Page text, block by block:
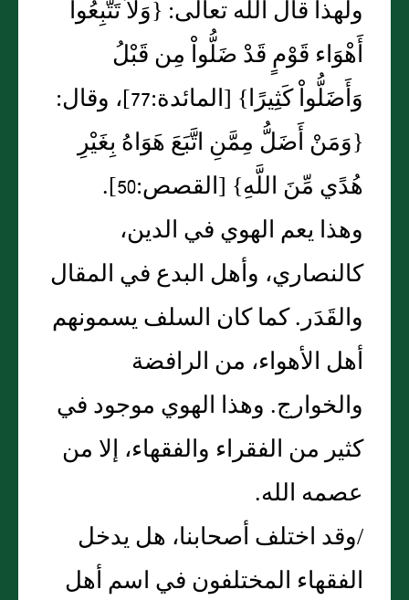
ولهذا قال الله تعالى‏:‏ ‏{‏وَلاَ تَتَّبِعُواْ
أَهْوَاء قَوْمٍ قَدْ ضَلُّواْ مِن قَبْلُ
وَأَضَلُّواْ كَثِيرًا‏}‏ ‏[‏المائدة‏:‏77‏]‏، وقال‏:‏
‏{‏وَمَنْ أَضَلُّ مِمَّنِ اتَّبَعَ هَوَاهُ بِغَيْرِ
هُدًي مِّنَ اللَّهِ‏}‏ ‏[‏القصص‏:‏50‏]‏‏.‏
وهذا يعم الهوي في الدين،
كالنصاري، وأهل البدع في المقال
والقَدَر‏.‏ كما كان السلف يسمونهم
أهل الأهواء، من الرافضة
والخوارج‏.‏ وهذا الهوي موجود في
كثير من الفقراء والفقهاء، إلا من
عصمه الله‏.‏
/وقد اختلف أصحابنا، هل يدخل
الفقهاء المختلفون في اسم أهل